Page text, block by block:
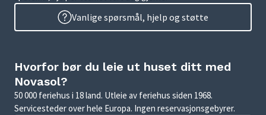
Vanlige spørsmål, hjelp og støtte
Hvorfor bør du leie ut huset ditt med
Novasol?
50 000 feriehus i 18 land. Utleie av feriehus siden 1968.
Servicesteder over hele Europa. Ingen reservasjonsgebyrer.